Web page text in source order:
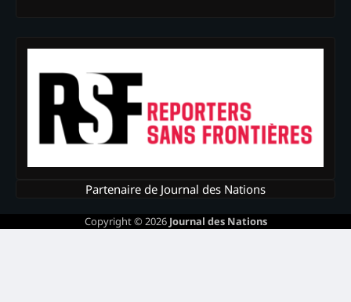
Partenaire de Journal des Nations
Copyright © 2026 Journal des Nations